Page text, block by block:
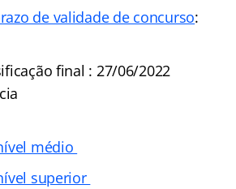
de validade de concurso:
final : 27/06/2022
médio
superior